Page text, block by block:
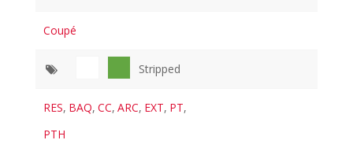
Coupé
Stripped
RES, BAQ, CC, ARC, EXT, PT,
PTH